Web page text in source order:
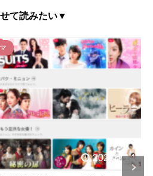
て読みたい▼
2023/1/14
韓国ド